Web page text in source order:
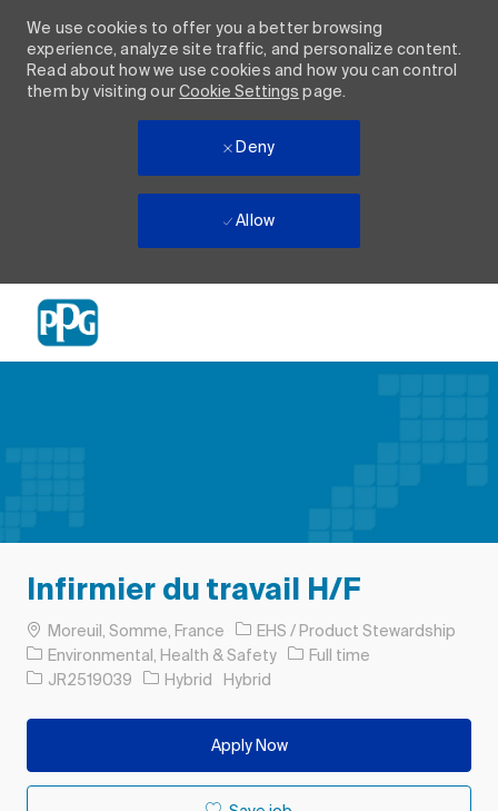
We use cookies to offer you a better browsing
experience, analyze site traffic, and personalize content.
Read about how we use cookies and how you can control
them by visiting ourCookie Settings page.
Deny
Allow
Infirmier du travail H/F
Location
Moreuil, Somme, France
EHS / Product Stewardship
Category
Environmental, Health & Safety Job Type
Full time
Job IdJR2519039 Hybrid Hybrid
Apply Now